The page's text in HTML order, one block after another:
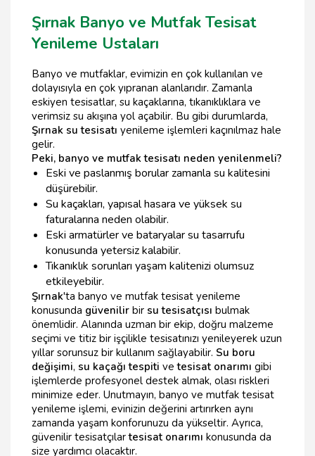
Şırnak Banyo ve Mutfak Tesisat
Yenileme Ustaları
Banyo ve mutfaklar, evimizin en çok kullanılan ve
dolayısıyla en çok yıpranan alanlarıdır. Zamanla
eskiyen tesisatlar, su kaçaklarına, tıkanıklıklara ve
verimsiz su akışına yol açabilir. Bu gibi durumlarda,
Şırnak su tesisatı yenileme işlemleri kaçınılmaz hale
gelir.
Peki, banyo ve mutfak tesisatı neden yenilenmeli?
Eski ve paslanmış borular zamanla su kalitesini
düşürebilir.
Su kaçakları, yapısal hasara ve yüksek su
faturalarına neden olabilir.
Eski armatürler ve bataryalar su tasarrufu
konusunda yetersiz kalabilir.
Tıkanıklık sorunları yaşam kalitenizi olumsuz
etkileyebilir.
Şırnak'ta banyo ve mutfak tesisat yenileme
konusunda güvenilir bir su tesisatçısı bulmak
önemlidir. Alanında uzman bir ekip, doğru malzeme
seçimi ve titiz bir işçilikle tesisatınızı yenileyerek uzun
yıllar sorunsuz bir kullanım sağlayabilir. Su boru
değişimi, su kaçağı tespiti vetesisat onarımı gibi
işlemlerde profesyonel destek almak, olası riskleri
minimize eder. Unutmayın, banyo ve mutfak tesisat
yenileme işlemi, evinizin değerini artırırken aynı
zamanda yaşam konforunuzu da yükseltir. Ayrıca,
güvenilir tesisatçılartesisat onarımı konusunda da
size yardımcı olacaktır.